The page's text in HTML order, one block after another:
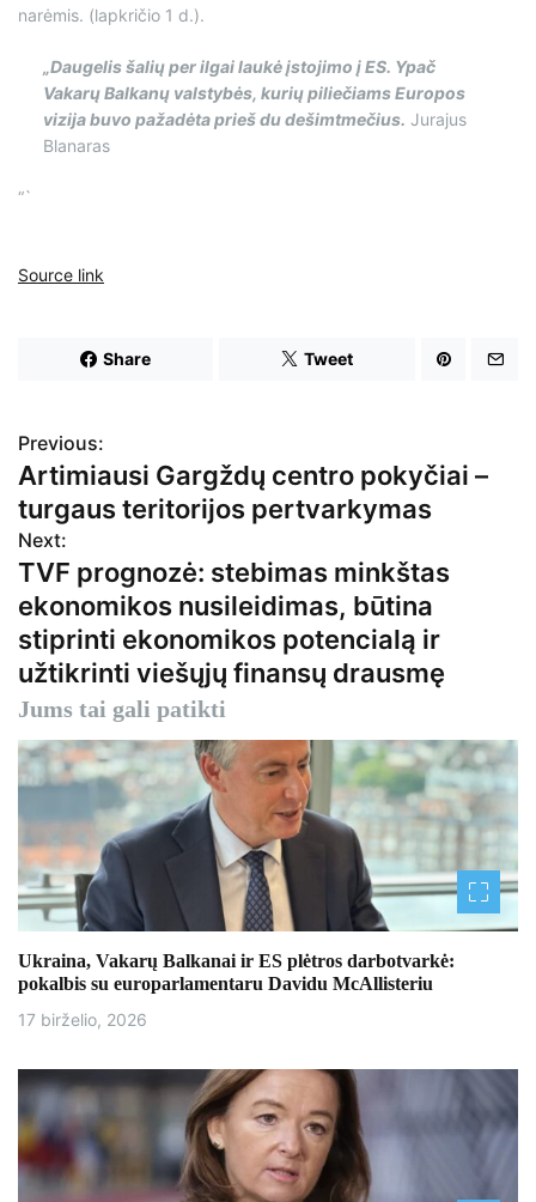
narėmis. (lapkričio 1 d.).
„Daugelis šalių per ilgai laukė įstojimo į ES. Ypač
Vakarų Balkanų valstybės, kurių piliečiams Europos
vizija buvo pažadėta prieš du dešimtmečius. Jurajus
Blanaras
“`
Source link
Share Tweet
N
a
v
i
g
a
c
i
j
a
t
a
r
į
r
a
Previous:
Artimiausi Gargždų centro pokyčiai –
turgaus teritorijos pertvarkymas
Next:
TVF prognozė: stebimas minkštas
ekonomikos nusileidimas, būtina
stiprinti ekonomikos potencialą ir
užtikrinti viešųjų finansų drausmę
Jums tai gali patikti
Ukraina, Vakarų Balkanai ir ES plėtros darbotvarkė:
pokalbis su europarlamentaru Davidu McAllisteriu
17 birželio, 2026